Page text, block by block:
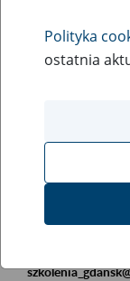
Rodzaj wydarzenia
Szkolenia
Płatnicy,
Event description
Szkolenie
Polityka
ostatnia